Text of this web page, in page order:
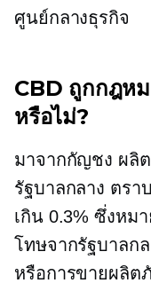
ศูนย์กลางธุรกิจ
CBD ถูกกฎห
หรือไม่?
มาจากกัญชง ผลิ
รัฐบาลกลาง ตรา
เกิน 0.3% ซึ่งหม
โทษจากรัฐบาลก
หรือการขายผลิต